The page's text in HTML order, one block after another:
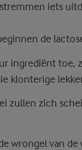
iets
de
ingrediënt toe,
klonterige
zullen zich
wrongel van